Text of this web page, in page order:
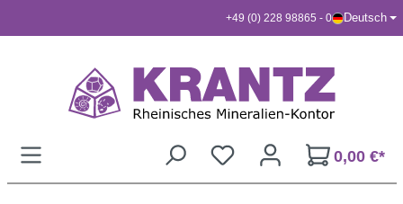
+49 (0) 228 98865 - 0 Deutsch
0,00 €*